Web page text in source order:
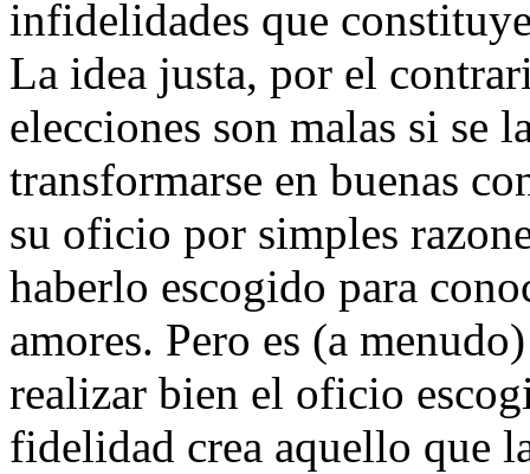
infidelidades que
La idea justa, por el
elecciones son malas si se
transformarse en buenas
su oficio por simples
haberlo escogido para
amores. Pero es (a
realizar bien el oficio
fidelidad crea aquello que